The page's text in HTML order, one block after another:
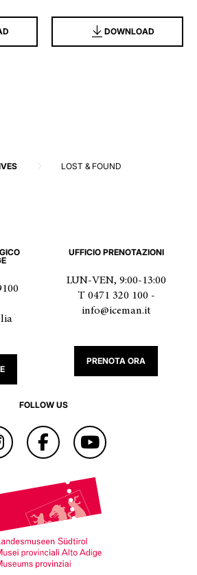
DOWNLOAD
LOST & FOUND
UFFICIO PRENOTAZIONI
LUN-VEN, 9:00-13:00
T 0471 320 100 -
info@iceman.it
PRENOTA ORA
FOLLOW US